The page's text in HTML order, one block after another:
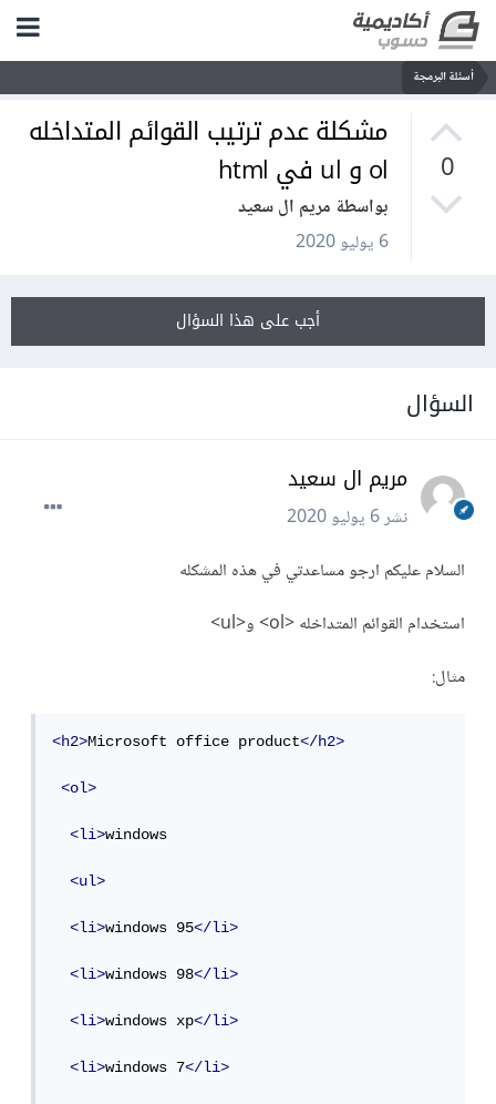
أسئلة البرمجة
0
مشكلة عدم ترتيب القوائم المتداخله
ol و ul في html
بواسطة مريم ال سعيد
6 يوليو 2020
أجب على هذا السؤال
السؤال
مريم ال سعيد
نشر6 يوليو 2020
السلام عليكم ارجو مساعدتي في هذه المشكله
استخدام القوائم المتداخله <ol> و<ul>
مثال:
<h2>Microsoft office product</h2>
<ol>
<li>windows
<ul>
<li>windows 95</li>
<li>windows 98</li>
<li>windows xp</li>
<li>windows 7</li>